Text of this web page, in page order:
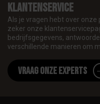
Klantenservice
Als je vragen hebt over
zeker onze
bedrijfsgegevens,
verschillende manieren om
Vraag onze experts